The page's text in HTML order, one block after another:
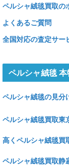
ペルシャ絨毯買取の
よくあるご質問
全国対応の査定サー
ペルシャ絨毯
ペルシャ絨毯の見分
ペルシャ絨毯買取東
高くペルシャ絨毯買
ペルシャ絨毯買取静